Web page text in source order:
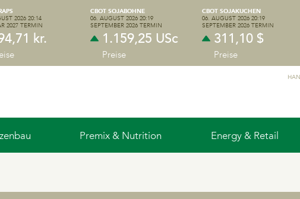
2026 20:14
2027 TERMIN
kr.
CBOT SOJABOHNE
06. AUGUST 2026 20:19
SEPTEMBER 2026 TERMIN
1.159,25 USc
Preise
CBOT SOJAKUCHEN
06. AUGUST 2026 20:19
SEPTEMBER 2026 TERMIN
311,10 $
Preise
Premix & Nutrition Energy & Retail